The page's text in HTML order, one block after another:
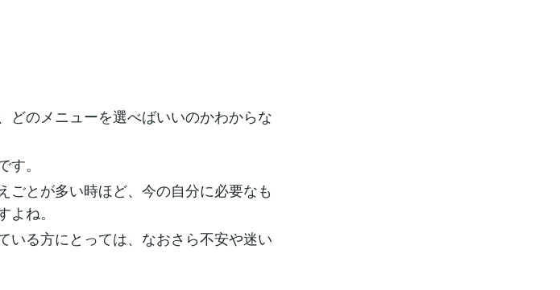
どのメニューを選べばいいのかわからな
。
ごとが多い時ほど、今の自分に必要なも
ね。
いる方にとっては、なおさら不安や迷い